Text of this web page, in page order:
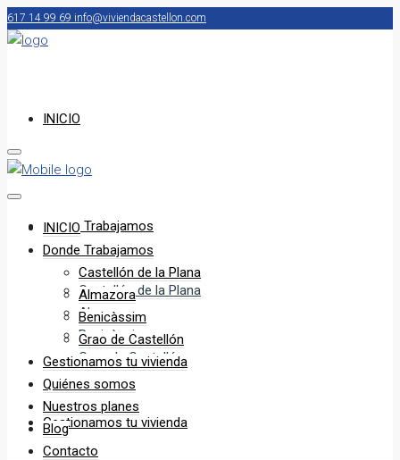
617 14 99 69 info@viviendacastellon.com
INICIO
Donde Trabajamos
Castellón de la Plana
Almazora
Benicàssim
Grao de Castellón
Gestionamos tu vivienda
INICIO
Donde Trabajamos
Castellón de la Plana
Almazora
Benicàssim
Grao de Castellón
Gestionamos tu vivienda
Quiénes somos
Nuestros planes
Blog
Contacto